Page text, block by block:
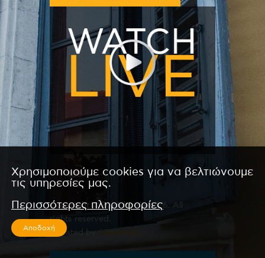
Copyright © 2026 by Kanali 6. All
rights reserved.
CReated by CReatures.
Χρησιμοποιούμε cookies για να βελτιώνουμε
τις υπηρεσίες μας.
Περισσότερες πληροφορίες
Αποδοχή